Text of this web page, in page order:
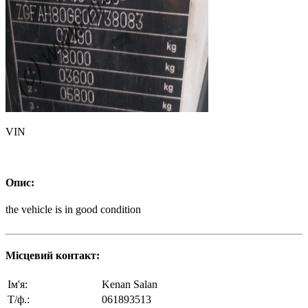
VIN
Опис:
the vehicle is in good condition
Місцевий контакт:
Ім'я:
Kenan Salan
Т/ф.:
061893513